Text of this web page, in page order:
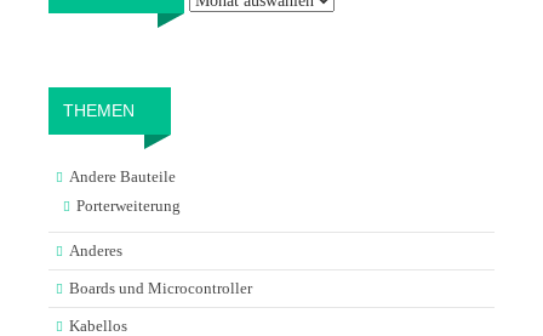
THEMEN
Andere Bauteile
Porterweiterung
Anderes
Boards und Microcontroller
Kabellos